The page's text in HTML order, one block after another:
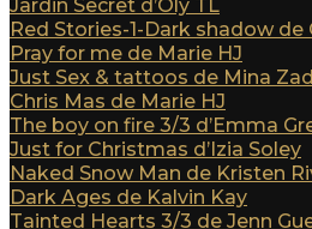
Jardin Secret d’Oly TL
Red Stories-1-Dark shadow de
Pray for me de Marie HJ
Just Sex & tattoos de Mina
Chris Mas de Marie HJ
The boy on fire 3/3 d’Emma
Just for Christmas d’Izia Soley
Naked Snow Man de Kristen
Dark Ages de Kalvin Kay
Tainted Hearts 3/3 de Jenn